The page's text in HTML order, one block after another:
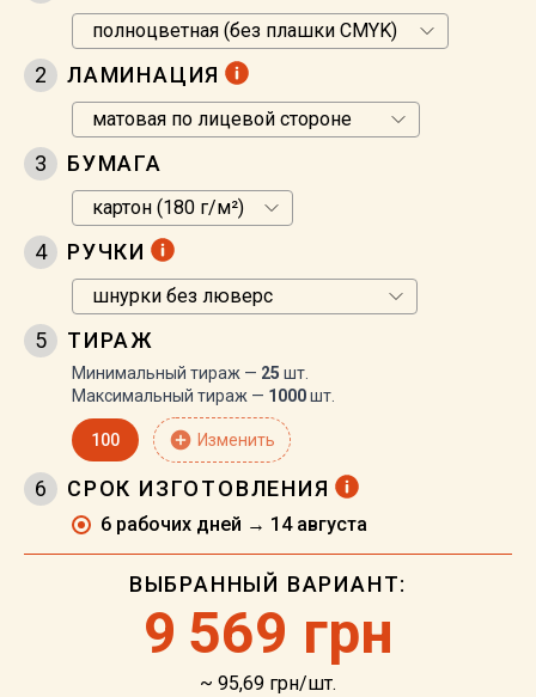
2 ЛАМИНАЦИЯ
3 БУМАГА
4 РУЧКИ
5 ТИРАЖ
Минимальный тираж — 25 шт.
Максимальный тираж — 1000шт.
100 add_circle Изменить
6 СРОК ИЗГОТОВЛЕНИЯ
6 рабочих дней → 14 августа
ВЫБРАННЫЙ ВАРИАНТ:
9 569 грн
~ 95,69 грн/шт.